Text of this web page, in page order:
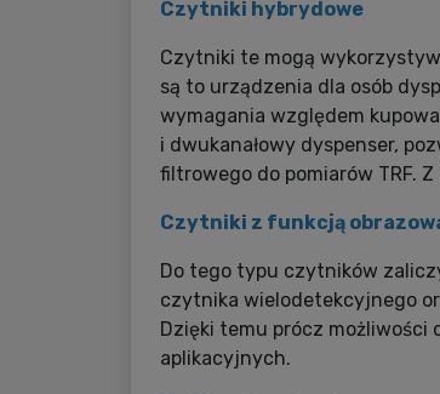
Czytniki hybrydowe
Czytniki te mogą
są to urządzenia dla osób
wymagania względem
i dwukanałowy dyspenser,
filtrowego do pomiarów TRF.
Czytniki z funkcją
Do tego typu czytników
czytnika wielodetekcyjnego
Dzięki temu prócz
aplikacyjnych.